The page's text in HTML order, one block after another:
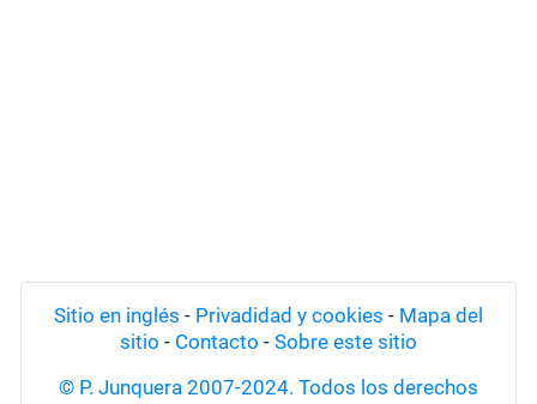
Sitio en inglés - Privadidad y cookies - Mapa del
sitio - Contacto - Sobre este sitio
© P. Junquera 2007-2024. Todos los derechos